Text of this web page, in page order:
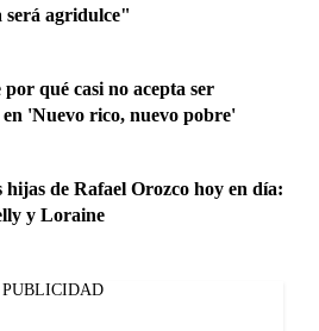
será agridulce"
qué casi no acepta ser
'Nuevo rico, nuevo pobre'
hijas de Rafael Orozco hoy en día:
y Loraine
PUBLICIDAD